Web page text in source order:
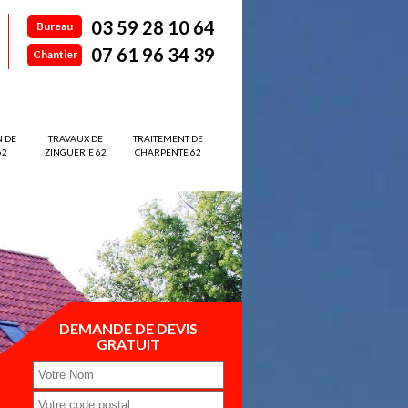
Bureau 03 59 28 10 64
Chantier 07 61 96 34 39
DE
TRAVAUX DE
ZINGUERIE 62
TRAITEMENT DE
CHARPENTE 62
DEMANDE DE DEVIS
GRATUIT